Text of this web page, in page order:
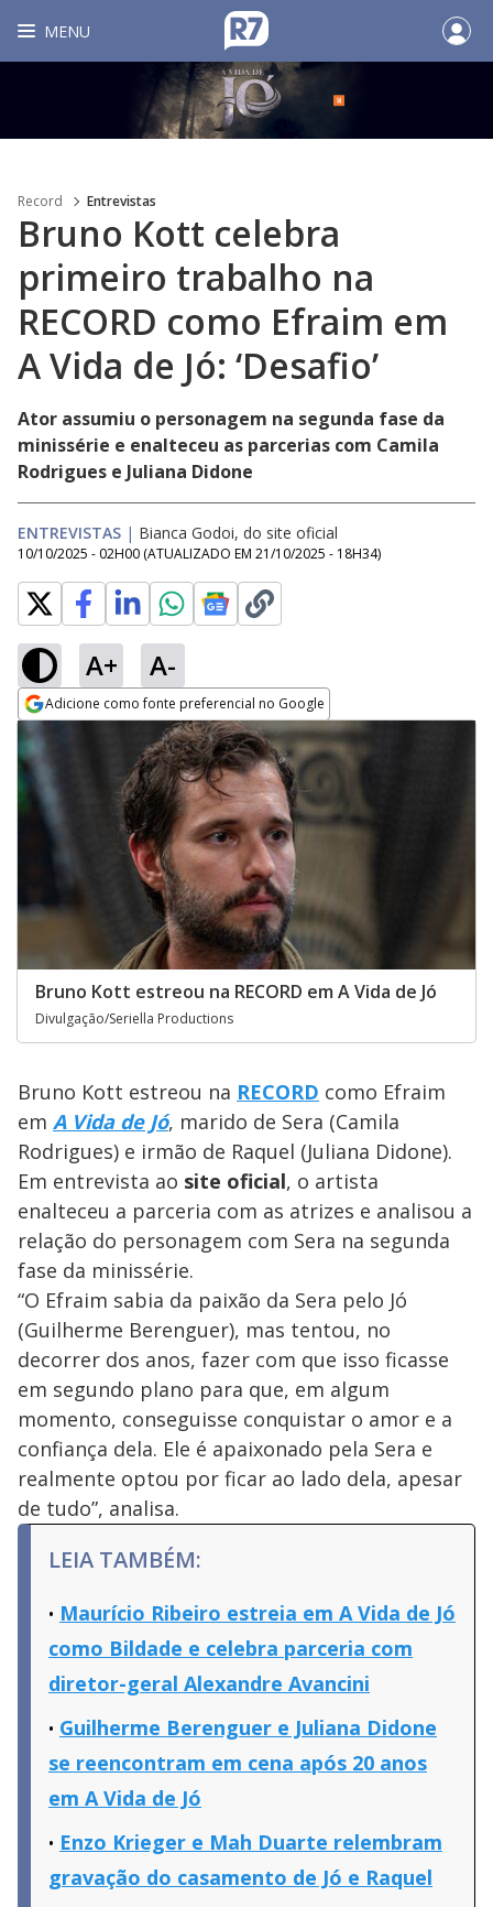
MENU
Record Entrevistas
Bruno Kott celebra
primeiro trabalho na
RECORD como Efraim em
A Vida de Jó: ‘Desafio’
Ator assumiu o personagem na segunda fase da
minissérie e enalteceu as parcerias com Camila
Rodrigues e Juliana Didone
ENTREVISTAS | Bianca Godoi, do site oficial
10/10/2025 - 02H00 (ATUALIZADO EM 21/10/2025 - 18H34)
A+ A-
Adicione como fonte preferencial no Google
Opens in new window
Bruno Kott estreou na RECORD em A Vida de Jó
Divulgação/Seriella Productions
Bruno Kott estreou na RECORD como Efraim
em A Vida de Jó, marido de Sera (Camila
Rodrigues) e irmão de Raquel (Juliana Didone).
Em entrevista ao site oficial, o artista
enalteceu a parceria com as atrizes e analisou a
relação do personagem com Sera na segunda
fase da minissérie.
“O Efraim sabia da paixão da Sera pelo Jó
(Guilherme Berenguer), mas tentou, no
decorrer dos anos, fazer com que isso ficasse
em segundo plano para que, em algum
momento, conseguisse conquistar o amor e a
confiança dela. Ele é apaixonado pela Sera e
realmente optou por ficar ao lado dela, apesar
de tudo”, analisa.
LEIA TAMBÉM:
Maurício Ribeiro estreia em A Vida de Jó
como Bildade e celebra parceria com
diretor-geral Alexandre Avancini
Guilherme Berenguer e Juliana Didone
se reencontram em cena após 20 anos
em A Vida de Jó
Enzo Krieger e Mah Duarte relembram
gravação do casamento de Jó e Raquel